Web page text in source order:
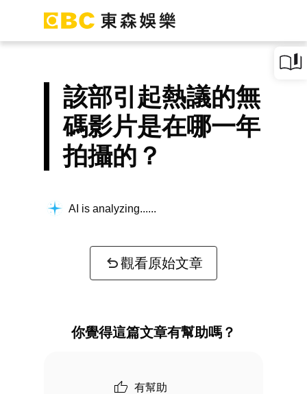
該部引起熱議的無
碼影片是在哪一年
拍攝的？
AI is analyzing...
觀看原始文章
你覺得這篇文章有幫助嗎？
有幫助